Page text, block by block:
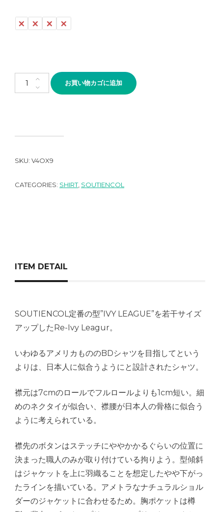
1 2 3 4
SOUTIENCOL Re-IVY LEAGUE Tattersall Blue Brown個
お買い物カゴに追加
SKU: V4OX9
CATEGORIES: SHIRT, SOUTIENCOL
ITEM DETAIL
SOUTIENCOL定番の型”IVY LEAGUE”を若干サイズ
アップしたRe-Ivy Leagur。
いわゆるアメリカもののBDシャツを目指してという
よりは、日本人に似合うようにと設計されたシャツ。
襟元は7cmのロールでフルロールよりも1cm短い。細
めのネクタイが似合い、襟腰が日本人の骨格に似合う
ように考えられている。
襟先のボタンはステッチにややかかるぐらいの位置に
決まった職人のみが取り付けている拘りよう。型傾斜
はジャケットを上に羽織ることを想定したやや下がっ
たラインを描いている。アメトラなナチュラルショル
ダーのジャケットに合わせるため。胸ポケットは樽